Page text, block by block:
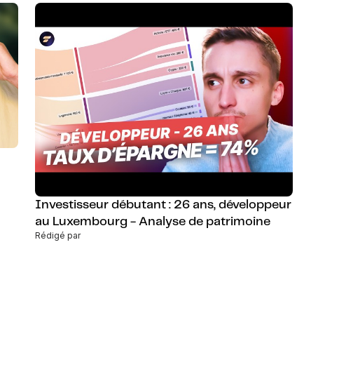
Investisseur débutant : 26 ans, développeur
au Luxembourg - Analyse de patrimoine
Rédigé par